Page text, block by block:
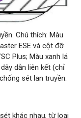
Chú thích: Màu
ESE và cột đỡ
Plus; Màu xanh lá
dẫn liên kết (chỉ
sét lan truyền.
khác nhau, từ loại